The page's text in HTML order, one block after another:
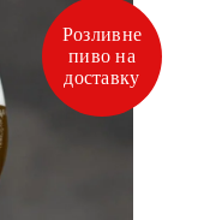
Розливне
пиво на
доставку